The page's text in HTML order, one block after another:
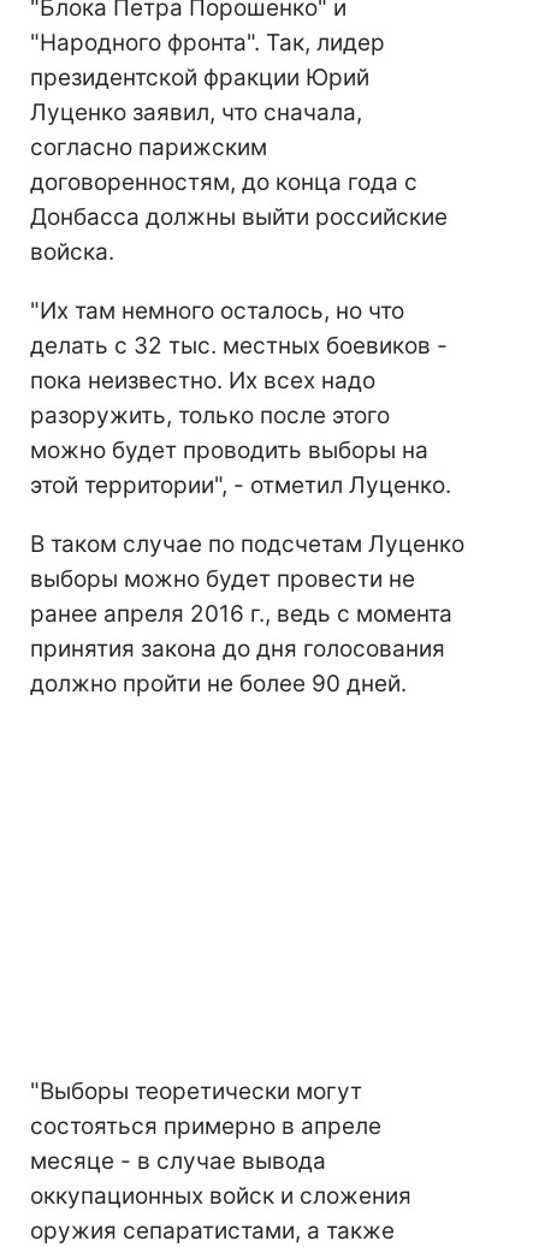
"Блока Петра Порошенко" и
"Народного фронта". Так, лидер
президентской фракции Юрий
Луценко заявил, что сначала,
согласно парижским
договоренностям, до конца года с
Донбасса должны выйти российские
войска.
"Их там немного осталось, но что
делать с 32 тыс. местных боевиков -
пока неизвестно. Их всех надо
разоружить, только после этого
можно будет проводить выборы на
этой территории", - отметил Луценко.
В таком случае по подсчетам Луценко
выборы можно будет провести не
ранее апреля 2016 г., ведь с момента
принятия закона до дня голосования
должно пройти не более 90 дней.
"Выборы теоретически могут
состояться примерно в апреле
месяце - в случае вывода
оккупационных войск и сложения
оружия сепаратистами, а также